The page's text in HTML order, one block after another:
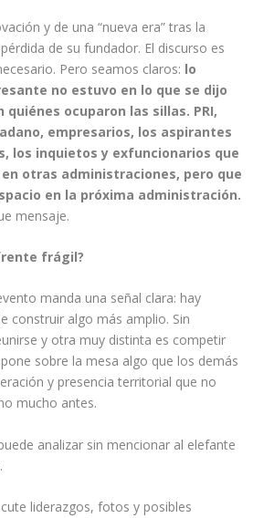
y de una “nueva era” tras la
de su fundador. El discurso es
Pero seamos claros: lo
no estuvo en lo que se dijo
quiénes ocuparon las sillas. PRI,
empresarios, los aspirantes
los inquietos y exfuncionarios que
otras administraciones, pero que
en la próxima administración.
mensaje.
frágil?
manda una señal clara: hay
construir algo más amplio. Sin
y otra muy distinta es competir
sobre la mesa algo que los demás
y presencia territorial que no
mucho antes.
analizar sin mencionar al elefante
liderazgos, fotos y posibles